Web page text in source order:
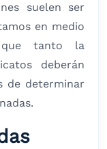
suelen ser
en medio
tanto la
deberán
de determinar